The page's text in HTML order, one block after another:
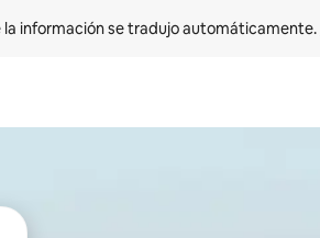
la información se tradujo automáticamente.